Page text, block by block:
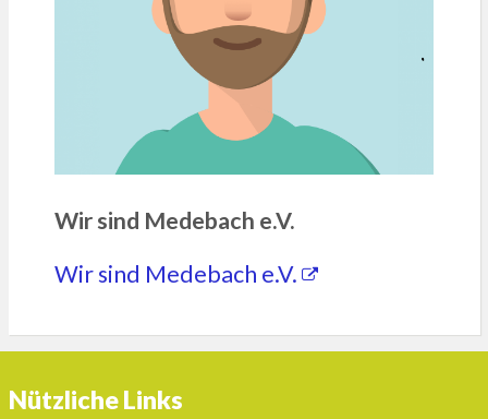
Wir sind Medebach e.V.
Wir sind Medebach e.V.
Nützliche Links